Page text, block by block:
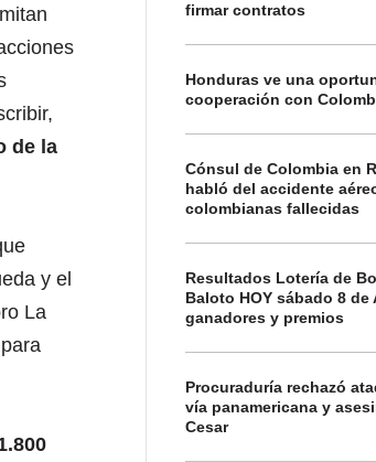
de la
y el
La
firmar contratos
Honduras ve una
cooperación con
Cónsul de Colombia en
habló del accidente
colombianas fallecidas
Resultados Lotería de
Baloto HOY sábado 8 de
ganadores y premios
Procuraduría rechazó
vía panamericana y
Cesar